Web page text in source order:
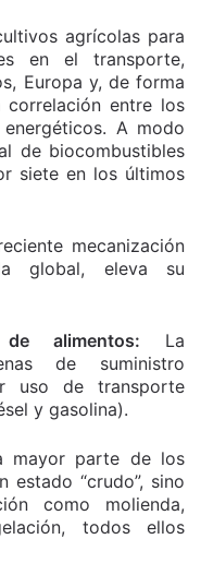
agrícolas para
en el transporte,
Europa y, de forma
correlación entre los
A modo
de biocombustibles
siete en los últimos
mecanización
global, eleva su
alimentos: La
de suministro
uso de transporte
y gasolina).
mayor parte de los
estado “crudo”, sino
como molienda,
todos ellos